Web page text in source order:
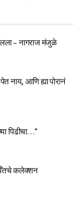
– नागराज मंजुळे
नाय, आणि ह्या पोरानं
पिढीचा…”
कलेक्शन